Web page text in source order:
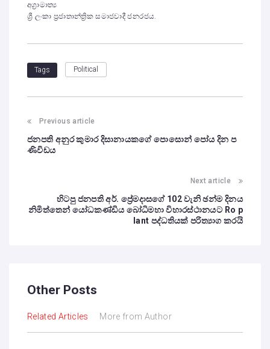
අග්‍රාමාත්‍ය
ශ්‍රී ලංකා ප්‍රජාතාන්ත්‍රික සමාජවාදී ජනරජය.
Tags Political
Previous article
ජනපති අනුර කුමාර දිසානායකගේ පොසොන් පෝය දින ප
ණිවිඩය
Next article
හිටපු ජනපති අර්. ප්‍රේමදාසගේ 102 වැනි ඡන්ම දිනය
නිමිත්තෙන් යෝධකණ්ඩිය ‌බෝධිමහා විහාරස්ථානයට Ro p
lant පද්ධතියක් පරිත්‍යාග කරයි
Other Posts
Related Articles More from Author